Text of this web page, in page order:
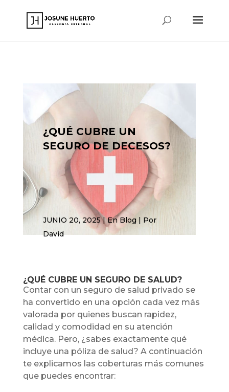
¿QUÉ CUBRE UN
SEGURO DE DECESOS?
JUNIO 20, 2025 | EnBlog | Por
David
¿QUÉ CUBRE UN SEGURO DE SALUD?
Contar con un seguro de salud privado se
ha convertido en una opción cada vez más
valorada por quienes buscan rapidez,
calidad y comodidad en su atención
médica. Pero, ¿sabes exactamente qué
incluye una póliza de salud? A continuación
te explicamos las coberturas más comunes
que puedes encontrar: